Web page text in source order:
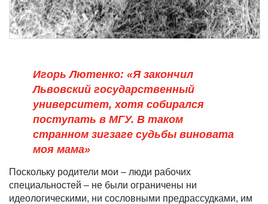
Игорь Лютенко: «Я закончил
Львовский государственный
университет, хотя собирался
поступать в МГУ. В таком
странном зигзаге судьбы виновата
моя мама»
Поскольку родители мои – люди рабочих
специальностей – не были ограничены ни
идеологическими, ни сословными предрассудками, им